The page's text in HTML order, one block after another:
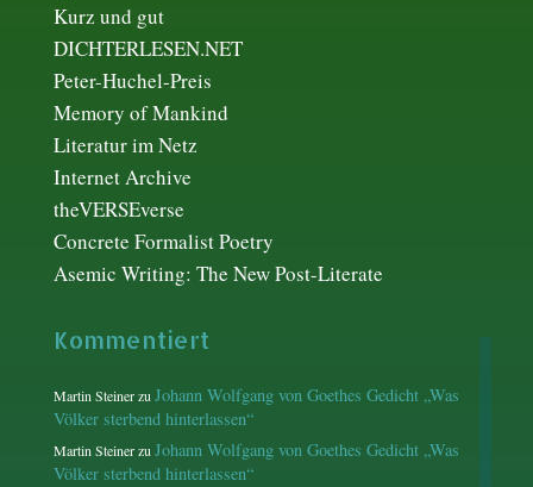
Kurz und gut
DICHTERLESEN.NET
Peter-Huchel-Preis
Memory of Mankind
Literatur im Netz
Internet Archive
theVERSEverse
Concrete Formalist Poetry
Asemic Writing: The New Post-Literate
Kommentiert
Martin SteinerzuJohann Wolfgang von Goethes Gedicht „Was
Völker sterbend hinterlassen“
Martin SteinerzuJohann Wolfgang von Goethes Gedicht „Was
Völker sterbend hinterlassen“